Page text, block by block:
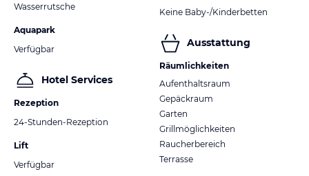
Wasserrutsche
Aquapark
Verfügbar
Hotel Services
Rezeption
24-Stunden-Rezeption
Lift
Verfügbar
Keine Baby-/Kinderbetten
Ausstattung
Räumlichkeiten
Aufenthaltsraum
Gepäckraum
Garten
Grillmöglichkeiten
Raucherbereich
Terrasse